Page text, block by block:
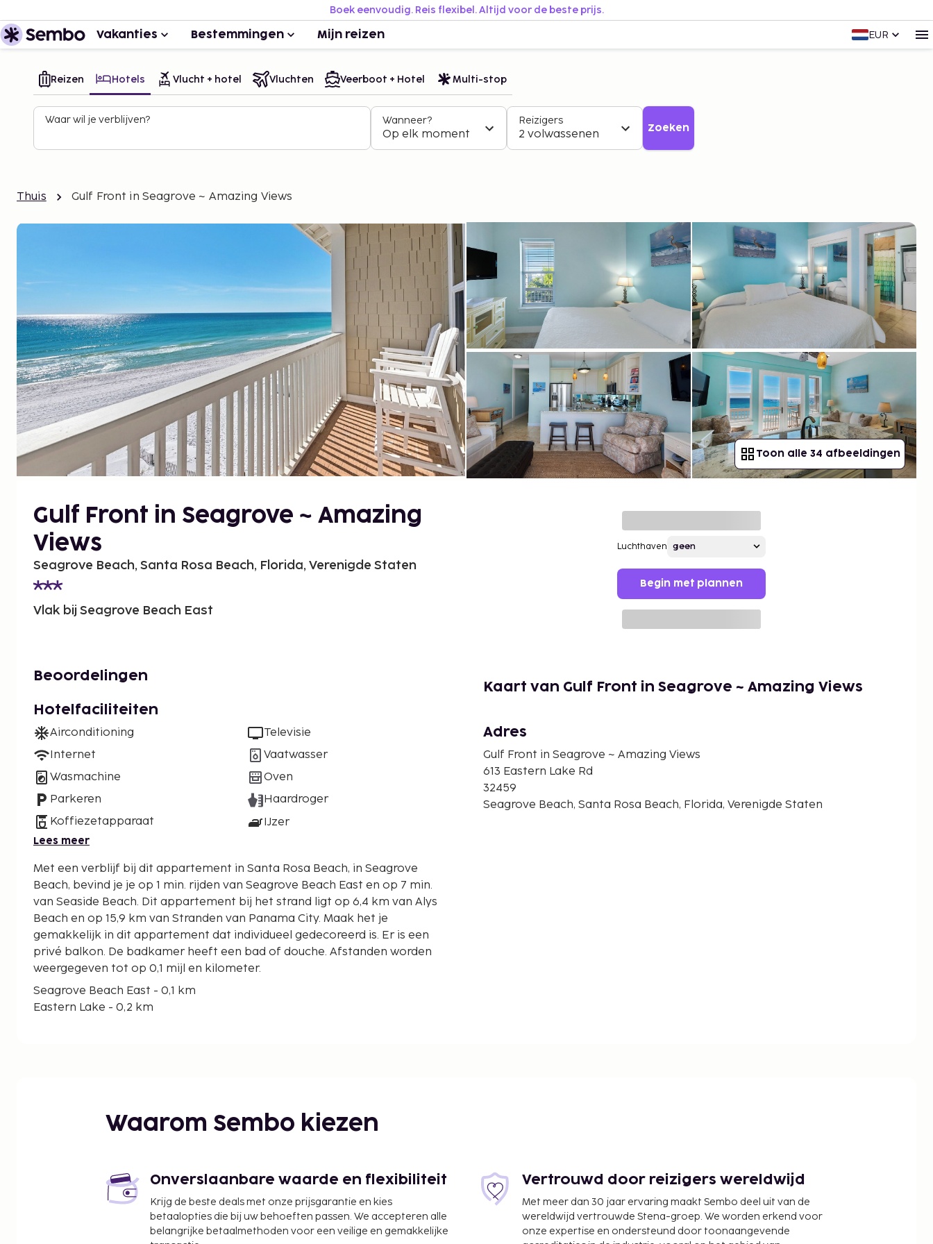
Boek eenvoudig. Reis flexibel. Altijd voor de beste prijs.
Vakanties Bestemmingen Mijn reizen EUR
Reizen Hotels Vlucht + hotel Vluchten Veerboot + Hotel Multi-stop
Waar wil je verblijven? Wanneer?
Op elk moment
Reizigers
2 volwassenen Zoeken
Thuis Gulf Front in Seagrove ~ Amazing Views
Toon alle 34 afbeeldingen
Gulf Front in Seagrove ~ Amazing
Views
Seagrove Beach, Santa Rosa Beach, Florida, Verenigde Staten
Vlak bij Seagrove Beach East
Luchthaven
Begin met plannen
Beoordelingen
Hotelfaciliteiten
Airconditioning
Internet
Wasmachine
Parkeren
Koffiezetapparaat
Televisie
Vaatwasser
Oven
Haardroger
IJzer
Lees meer
Met een verblijf bij dit appartement in Santa Rosa Beach, in Seagrove
Beach, bevind je je op 1 min. rijden van Seagrove Beach East en op 7 min.
van Seaside Beach. Dit appartement bij het strand ligt op 6,4 km van Alys
Beach en op 15,9 km van Stranden van Panama City. Maak het je
gemakkelijk in dit appartement dat individueel gedecoreerd is. Er is een
privé balkon. De badkamer heeft een bad of douche. Afstanden worden
weergegeven tot op 0,1 mijl en kilometer.
Seagrove Beach East - 0,1 km
Eastern Lake - 0,2 km
Fusion Art Glass Gallery - 4,2 km
Sundog Books - 4,4 km
Camp Creek Lake - 4,9 km
Seacrest Beach - 4 km
Grayton Beach State Park - 5,5 km
Kaart van Gulf Front in Seagrove ~ Amazing Views
Adres
Gulf Front in Seagrove ~ Amazing Views
613 Eastern Lake Rd
32459
Seagrove Beach, Santa Rosa Beach, Florida, Verenigde Staten
Waarom Sembo kiezen
Onverslaanbare waarde en flexibiliteit
Krijg de beste deals met onze prijsgarantie en kies
betaalopties die bij uw behoeften passen. We accepteren alle
belangrijke betaalmethoden voor een veilige en gemakkelijke
Vertrouwd door reizigers wereldwijd
Met meer dan 30 jaar ervaring maakt Sembo deel uit van de
wereldwijd vertrouwde Stena-groep. We worden erkend voor
onze expertise en ondersteund door toonaangevende